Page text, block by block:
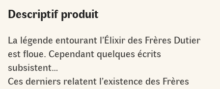
Descriptif produit
La légende entourant l’Élixir des Frères Dutier
est floue. Cependant quelques écrits
subsistent…
Ces derniers relatent l’existence des Frères